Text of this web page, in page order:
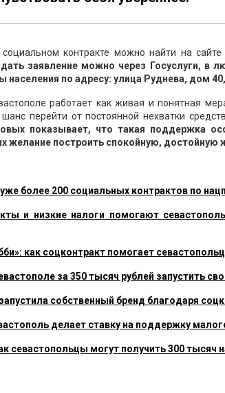
контракте можно найти на
заявление можно через Госуслуги, в
населения по адресу: улица Руднева, дом
работает как живая и понятная
перейти от постоянной нехватки
показывает, что такая поддержка
желание построить спокойную, достойную
более 200 социальных контрактов по
и низкие налоги помогают
как соцконтракт помогает
за 350 тысяч рублей запустить
собственный бренд благодаря
делает ставку на поддержку
севастопольцы могут получить 300 тысяч